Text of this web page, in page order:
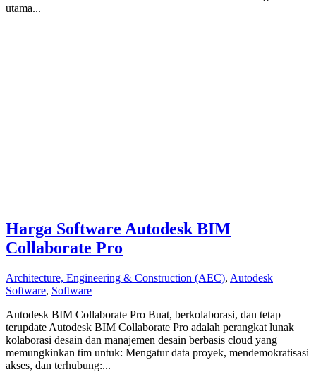
utama...
Harga Software Autodesk BIM
Collaborate Pro
Architecture, Engineering & Construction (AEC), Autodesk
Software, Software
Autodesk BIM Collaborate Pro Buat, berkolaborasi, dan tetap
terupdate Autodesk BIM Collaborate Pro adalah perangkat lunak
kolaborasi desain dan manajemen desain berbasis cloud yang
memungkinkan tim untuk: Mengatur data proyek, mendemokratisasi
akses, dan terhubung:...